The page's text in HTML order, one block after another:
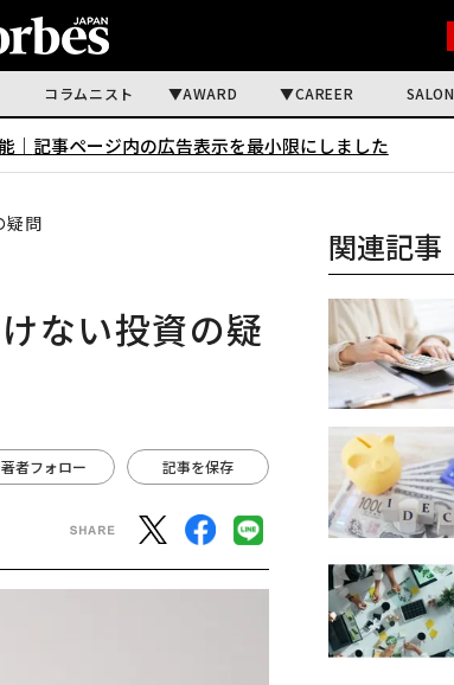
コラムニスト AWARD CAREER SALON
｜ 記事ページ内の広告表示を最小限にしました
疑問
ない投資の疑
著者フォロー 記事を保存
関連記事